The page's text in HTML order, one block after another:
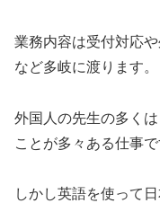
業務内容は受付対応
など多岐に渡ります。
外国人の先生の多く
ことが多々ある仕事で
しかし英語を使って